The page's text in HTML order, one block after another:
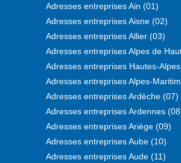
Adresses entreprises Ain (01)
Adresses entreprises Aisne (02)
Adresses entreprises Allier (03)
Adresses entreprises Alpes de
Adresses entreprises Hautes-
Adresses entreprises Alpes-
Adresses entreprises Ardèche (07)
Adresses entreprises Ardennes
Adresses entreprises Ariège (09)
Adresses entreprises Aube (10)
Adresses entreprises Aude (11)